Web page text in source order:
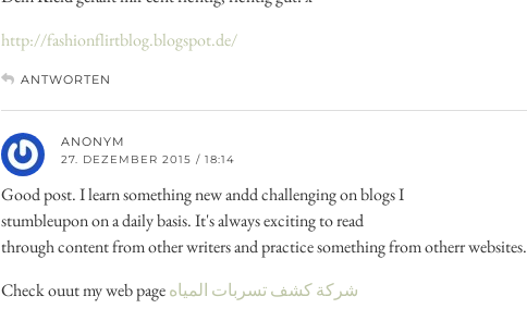
http://fashionflirtblog.blogspot.de/
ANTWORTEN
ANONYM
27. DEZEMBER 2015 / 18:14
Good post. I learn something new andd challenging on blogs I
stumbleupon on a daily basis. It's always exciting to read
through content from other writers and practice something from otherr websites.
Check ouut my web pageشركة كشف تسربات المياه